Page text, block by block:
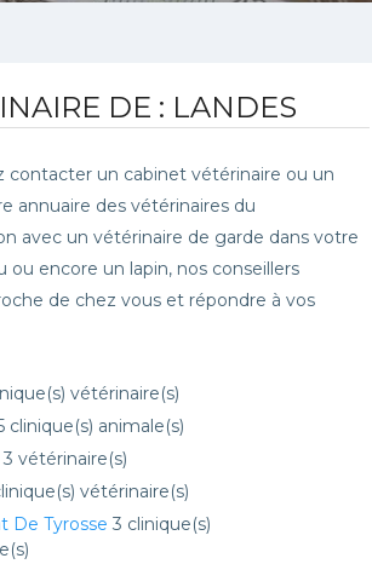
DE : LANDES
contacter un cabinet vétérinaire ou un
annuaire des vétérinaires du
avec un vétérinaire de garde dans votre
ou encore un lapin, nos conseillers
de chez vous et répondre à vos
vétérinaire(s)
clinique(s) animale(s)
3 vétérinaire(s)
vétérinaire(s)
De Tyrosse 3 clinique(s)